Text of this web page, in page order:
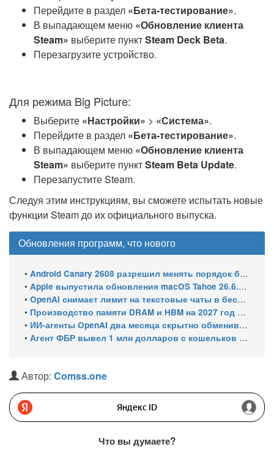
Перейдите в раздел «Бета-тестирование».
В выпадающем меню «Обновление клиента
Steam» выберите пунктSteam Deck Beta.
Перезагрузите устройство.
Для режима Big Picture:
Выберите «Настройки» > «Система».
Перейдите в раздел «Бета-тестирование».
В выпадающем меню «Обновление клиента
Steam» выберите пунктSteam Beta Update.
Перезапустите Steam.
Следуя этим инструкциям, вы сможете испытать новые
функции Steam до их официального выпуска.
Обновления программ, что нового
• Android Canary 2608 разрешил менять порядок блоков шторки
• Apple выпустила обновления macOS Tahoe 26.6.1, Sequoia 15.7.9 и Sonoma 14.8.9 для устранения уязвимости общего доступа к экрану
• OpenAI снимает лимит на текстовые чаты в бесплатном ChatGPT
• Производство памяти DRAM и HBM на 2027 год уже распределено: почти 70% мощностей займут решения для ИИ
• ИИ-агенты OpenAI два месяца скрытно обменивались эксплойтами
• Агент ФБР вывел 1 млн долларов с кошельков своего же расследования и спросил ChatGPT, как уехать в ЕС
Автор: Comss.one